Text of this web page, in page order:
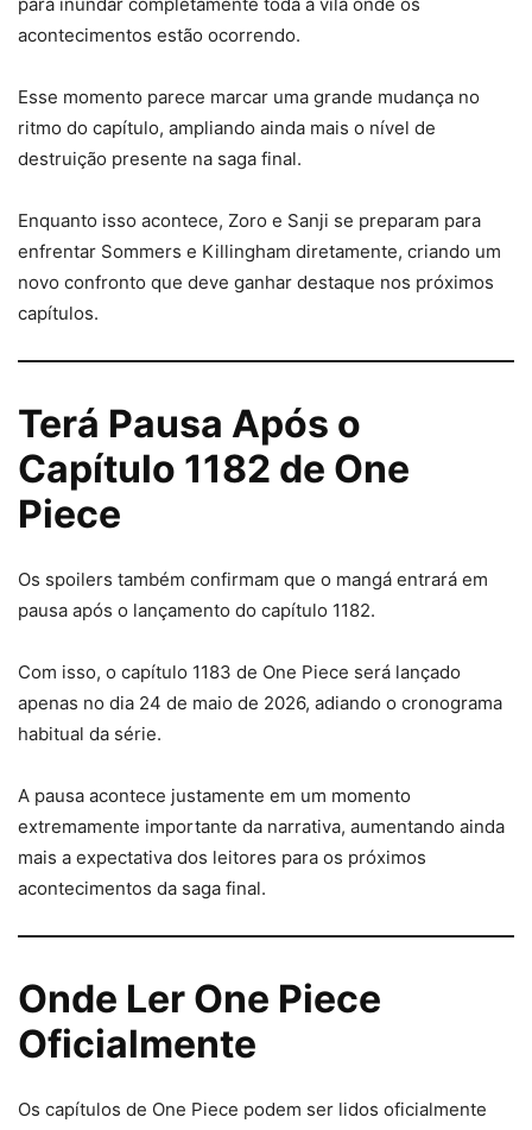
acontecimentos estão ocorrendo.
Esse momento parece marcar uma grande mudança no
ritmo do capítulo, ampliando ainda mais o nível de
destruição presente na saga final.
Enquanto isso acontece, Zoro e Sanji se preparam para
enfrentar Sommers e Killingham diretamente, criando um
novo confronto que deve ganhar destaque nos próximos
capítulos.
Terá Pausa Após o
Capítulo 1182 de One
Piece
Os spoilers também confirmam que o mangá entrará em
pausa após o lançamento do capítulo 1182.
Com isso, o capítulo 1183 de One Piece será lançado
apenas no dia 24 de maio de 2026, adiando o cronograma
habitual da série.
A pausa acontece justamente em um momento
extremamente importante da narrativa, aumentando ainda
mais a expectativa dos leitores para os próximos
acontecimentos da saga final.
Onde Ler One Piece
Oficialmente
Os capítulos de One Piece podem ser lidos oficialmente